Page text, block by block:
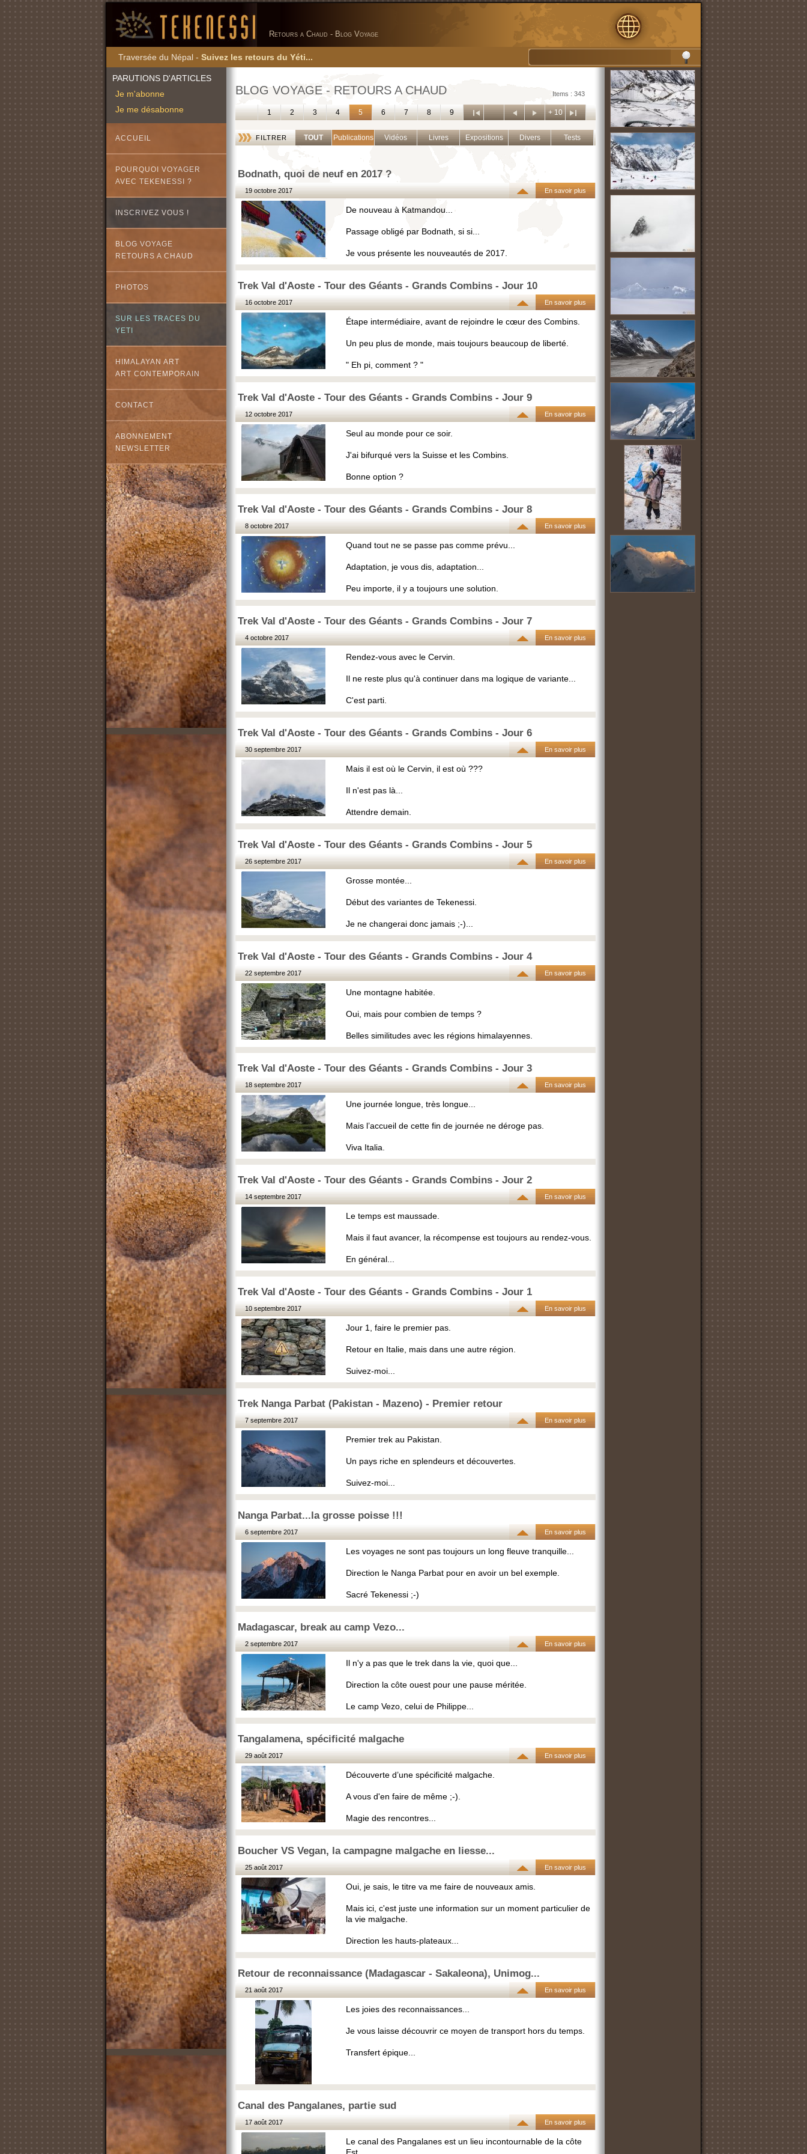
Retours a Chaud - Blog Voyage
Traversée du Népal - Suivez les retours du Yéti...
PARUTIONS D'ARTICLES
Je m'abonne
Je me désabonne
ACCUEIL
POURQUOI VOYAGER
AVEC TEKENESSI ?
INSCRIVEZ VOUS !
BLOG VOYAGE
RETOURS A CHAUD
PHOTOS
SUR LES TRACES DU
YETI
HIMALAYAN ART
ART CONTEMPORAIN
CONTACT
ABONNEMENT
NEWSLETTER
Items : 343
BLOG VOYAGE - RETOURS A CHAUD
1 2 3 4 5 6 7 8 9 + 10
FILTRER TOUT Publications Vidéos Livres Expositions Divers Tests
Bodnath, quoi de neuf en 2017 ?
19 octobre 2017 En savoir plus
De nouveau à Katmandou...
Passage obligé par Bodnath, si si...
Je vous présente les nouveautés de 2017.
Trek Val d'Aoste - Tour des Géants - Grands Combins - Jour 10
16 octobre 2017 En savoir plus
Étape intermédiaire, avant de rejoindre le cœur des Combins.
Un peu plus de monde, mais toujours beaucoup de liberté.
" Eh pi, comment ? "
Trek Val d'Aoste - Tour des Géants - Grands Combins - Jour 9
12 octobre 2017 En savoir plus
Seul au monde pour ce soir.
J'ai bifurqué vers la Suisse et les Combins.
Bonne option ?
Trek Val d'Aoste - Tour des Géants - Grands Combins - Jour 8
8 octobre 2017 En savoir plus
Quand tout ne se passe pas comme prévu...
Adaptation, je vous dis, adaptation...
Peu importe, il y a toujours une solution.
Trek Val d'Aoste - Tour des Géants - Grands Combins - Jour 7
4 octobre 2017 En savoir plus
Rendez-vous avec le Cervin.
Il ne reste plus qu'à continuer dans ma logique de variante...
C'est parti.
Trek Val d'Aoste - Tour des Géants - Grands Combins - Jour 6
30 septembre 2017 En savoir plus
Mais il est où le Cervin, il est où ???
Il n'est pas là...
Attendre demain.
Trek Val d'Aoste - Tour des Géants - Grands Combins - Jour 5
26 septembre 2017 En savoir plus
Grosse montée...
Début des variantes de Tekenessi.
Je ne changerai donc jamais ;-)...
Trek Val d'Aoste - Tour des Géants - Grands Combins - Jour 4
22 septembre 2017 En savoir plus
Une montagne habitée.
Oui, mais pour combien de temps ?
Belles similitudes avec les régions himalayennes.
Trek Val d'Aoste - Tour des Géants - Grands Combins - Jour 3
18 septembre 2017 En savoir plus
Une journée longue, très longue...
Mais l’accueil de cette fin de journée ne déroge pas.
Viva Italia.
Trek Val d'Aoste - Tour des Géants - Grands Combins - Jour 2
14 septembre 2017 En savoir plus
Le temps est maussade.
Mais il faut avancer, la récompense est toujours au rendez-vous.
En général...
Trek Val d'Aoste - Tour des Géants - Grands Combins - Jour 1
10 septembre 2017 En savoir plus
Jour 1, faire le premier pas.
Retour en Italie, mais dans une autre région.
Suivez-moi...
Trek Nanga Parbat (Pakistan - Mazeno) - Premier retour
7 septembre 2017 En savoir plus
Premier trek au Pakistan.
Un pays riche en splendeurs et découvertes.
Suivez-moi...
Nanga Parbat...la grosse poisse !!!
6 septembre 2017 En savoir plus
Les voyages ne sont pas toujours un long fleuve tranquille...
Direction le Nanga Parbat pour en avoir un bel exemple.
Sacré Tekenessi ;-)
Madagascar, break au camp Vezo...
2 septembre 2017 En savoir plus
Il n'y a pas que le trek dans la vie, quoi que...
Direction la côte ouest pour une pause méritée.
Le camp Vezo, celui de Philippe...
Tangalamena, spécificité malgache
29 août 2017 En savoir plus
Découverte d’une spécificité malgache.
A vous d'en faire de même ;-).
Magie des rencontres...
Boucher VS Vegan, la campagne malgache en liesse...
25 août 2017 En savoir plus
Oui, je sais, le titre va me faire de nouveaux amis.
Mais ici, c'est juste une information sur un moment particulier de
la vie malgache.
Direction les hauts-plateaux...
Retour de reconnaissance (Madagascar - Sakaleona), Unimog...
21 août 2017 En savoir plus
Les joies des reconnaissances...
Je vous laisse découvrir ce moyen de transport hors du temps.
Transfert épique...
Canal des Pangalanes, partie sud
17 août 2017 En savoir plus
Le canal des Pangalanes est un lieu incontournable de la côte